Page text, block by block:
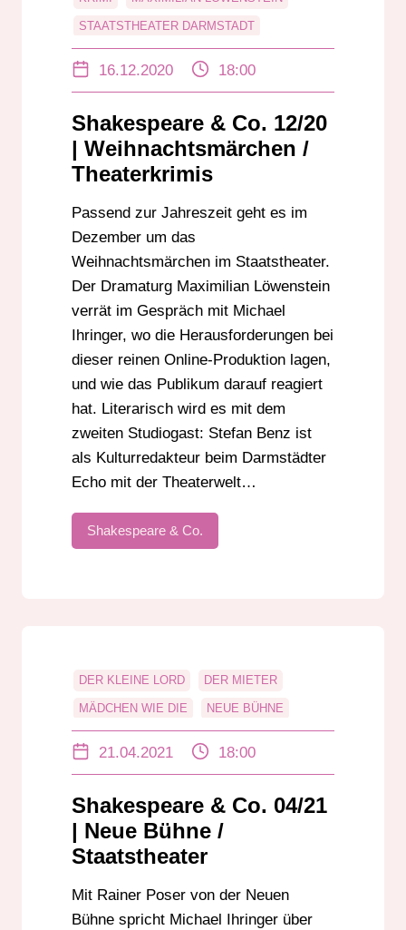
STAATSTHEATER DARMSTADT
16.12.2020 18:00
Shakespeare & Co. 12/20
| Weihnachtsmärchen /
Theaterkrimis
Passend zur Jahreszeit geht es im
Dezember um das
Weihnachtsmärchen im Staatstheater.
Der Dramaturg Maximilian Löwenstein
verrät im Gespräch mit Michael
Ihringer, wo die Herausforderungen bei
dieser reinen Online-Produktion lagen,
und wie das Publikum darauf reagiert
hat. Literarisch wird es mit dem
zweiten Studiogast: Stefan Benz ist
als Kulturredakteur beim Darmstädter
Echo mit der Theaterwelt…
Shakespeare & Co.
DER KLEINE LORD DER MIETER
MÄDCHEN WIE DIE NEUE BÜHNE
STAATSTHEATER DARMSTADT
21.04.2021 18:00
Shakespeare & Co. 04/21
| Neue Bühne /
Staatstheater
Mit Rainer Poser von der Neuen
Bühne spricht Michael Ihringer über